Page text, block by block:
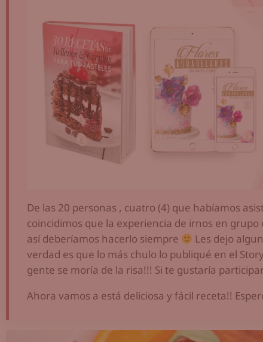
De las 20 personas , cuatro (4) que habíamos
coincidimos que la experiencia de irnos en
así deberíamos hacerlo siempre
Les dejo
verdad es que lo más chulo lo publiqué en el
gente se moría de la risa!!! Si te gustaría
Ahora vamos a está deliciosa y fácil receta!!